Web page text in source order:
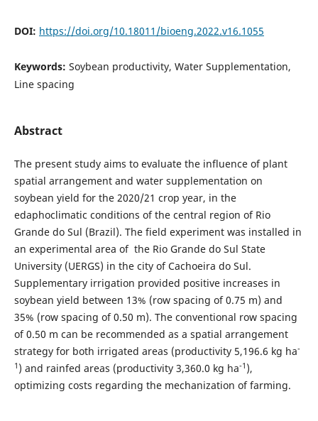
DOI: https://doi.org/10.18011/bioeng.2022.v16.1055
Keywords: Soybean productivity, Water Supplementation,
Line spacing
Abstract
The present study aims to evaluate the influence of plant
spatial arrangement and water supplementation on
soybean yield for the 2020/21 crop year, in the
edaphoclimatic conditions of the central region of Rio
Grande do Sul (Brazil). The field experiment was installed in
an experimental area of ​​ the Rio Grande do Sul State
University (UERGS) in the city of Cachoeira do Sul.
Supplementary irrigation provided positive increases in
soybean yield between 13% (row spacing of 0.75 m) and
35% (row spacing of 0.50 m). The conventional row spacing
of 0.50 m can be recommended as a spatial arrangement
strategy for both irrigated areas (productivity 5,196.6 kg ha-
1 ) and rainfed areas (productivity 3,360.0 kg ha-1 ),
optimizing costs regarding the mechanization of farming.